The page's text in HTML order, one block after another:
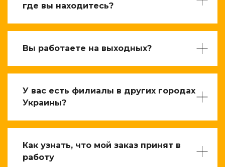
где вы находитесь?
Вы работаете на выходных?
У вас есть филиалы в других городах
Украины?
Как узнать, что мой заказ принят в
работу